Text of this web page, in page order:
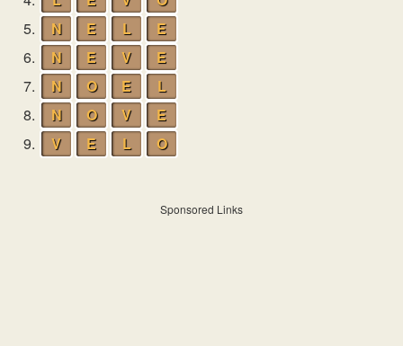
5.
N E L
E
6.
N E V
E
7.
N O E
L
8.
N O V
E
9.
V E L O
Sponsored Links